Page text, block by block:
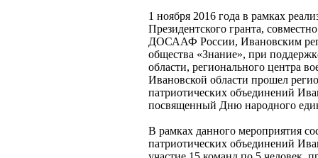
1 ноября 2016 года в рамках
Президентского гранта,
ДОСААФ России, Ивановским
общества «Знание», при
области, регионального центра
Ивановской области прошел
патриотических объединений
посвященный Дню народного
В рамках данного мероприятия
патриотических объединений